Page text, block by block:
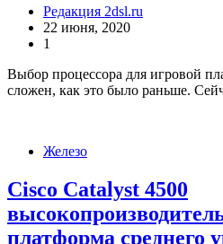
Редакция 2dsl.ru
22 июня, 2020
1
Выбор процессора для игровой
сложен, как это было раньше.
Железо
Cisco Catalyst 4500
платформа среднего